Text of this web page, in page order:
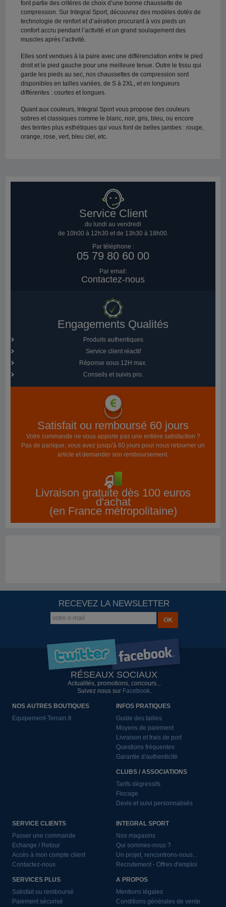
font partie des critères de choix d’une bonne chaussette de
compression. Sur Integral Sport, découvrez des modèles dotés de
technologie de renfort et d’aération procurant à vos pieds un
confort accru pendant l’activité et un grand soulagement des
muscles après l’activité.
Elles sont vendues à la paire avec une différenciation entre le pied
droit et le pied gauche pour une meilleure tenue. Outre le tissu qui
garde les pieds au sec, nos chaussettes de compression sont
disponibles en tailles variées, de S à 2XL, et en longueurs
différentes : courtes et longues.
Quant aux couleurs, Integral Sport vous propose des couleurs
sobres et classiques comme le blanc, noir, gris, bleu, ou encore
des teintes plus esthétiques qui vous font de belles jambes : rouge,
orange, rose, vert, bleu ciel, etc.
Service Client
du lundi au vendredi
de 10h00 à 12h30 et de 13h30 à 18h00.
Par téléphone :
05 79 80 60 00
Par email:
Contactez-nous
Engagements Qualités
Produits authentiques
Service client réactif
Réponse sous 12H max.
Conseils et suivis pro.
Satisfait ou remboursé 60 jours
Votre commande ne vous apporte pas une entière satisfaction ?
Pas de panique, vous avez jusqu'à 60 jours pour nous retourner un
article et demander son remboursement.
Livraison gratuite dès 100 euros
d'achat
(en France métropolitaine)
RECEVEZ LA NEWSLETTER
RÉSEAUX SOCIAUX
Actualités, promotions, concours...
Suivez nous sur Facebook.
NOS AUTRES BOUTIQUES
Equipement-Terrain.fr
INFOS PRATIQUES
Guide des tailles
Moyens de paiement
Livraison et frais de port
Questions fréquentes
Garantie d'authenticité
CLUBS / ASSOCIATIONS
Tarifs dégressifs
Flocage
Devis et suivi personnalisés
SERVICE CLIENTS
Passer une commande
Echange / Retour
Accès à mon compte client
Contactez-nous
SERVICES PLUS
Satisfait ou remboursé
Paiement sécurisé
INTEGRAL SPORT
Nos magasins
Qui sommes-nous ?
Un projet, rencontrons-nous...
Recrutement - Offres d'emploi
A PROPOS
Mentions légales
Conditions générales de vente